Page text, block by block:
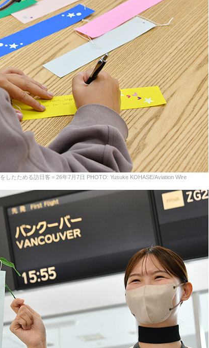
したためる訪日客＝26年7月7日 PHOTO: Yusuke KOHASE/Aviation Wire